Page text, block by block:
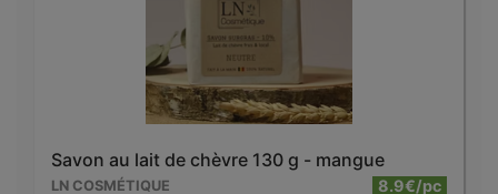
Savon au lait de chèvre 130 g - mangue
LN COSMÉTIQUE 8.9€/pc